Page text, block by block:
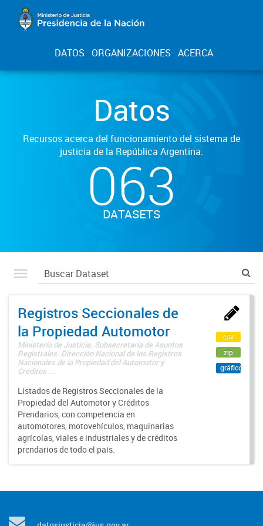
DATOS ORGANIZACIONES ACERCA
Datos
Recursos acerca del funcionamiento del sistema de
justicia de la República Argentina.
063
DATASETS
Registros Seccionales de
la Propiedad Automotor
Ministerio de Justicia. Subsecretaría de Asuntos
Registrales. Dirección Nacional de los Registros
Nacionales de la Propiedad del Automotor y
Créditos ...
Listados de Registros Seccionales de la
Propiedad del Automotor y Créditos
Prendarios, con competencia en
automotores, motovehículos, maquinarias
agrícolas, viales e industriales y de créditos
prendarios de todo el país.
csv
zip
gráfico